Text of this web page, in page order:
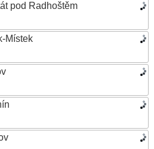
pod Radhoštěm
Místek